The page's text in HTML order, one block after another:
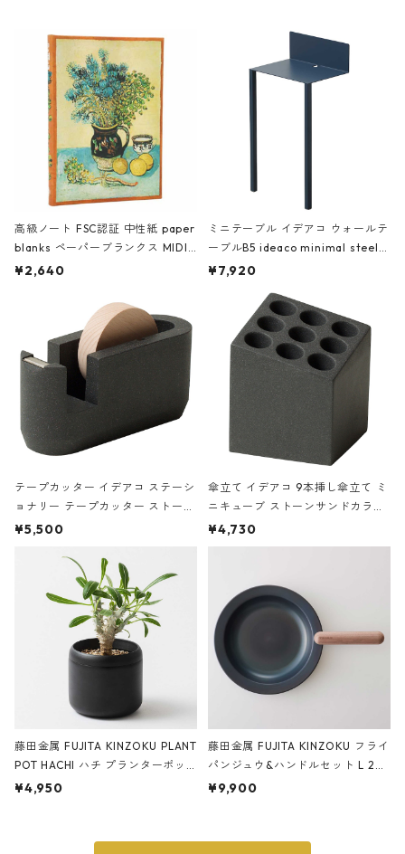
高級ノート FSC認証 中性紙 paper
blanks ペーパーブランクス MIDI
ハードカバー 罫線 ヴァン・ゴッホ
¥2,640
ミニテーブル イデアコ ウォールテ
ーブルB5 ideaco minimal steel f
urniture WALL Table B5 ネイビー
¥7,920
テープカッター イデアコ ステーシ
ョナリー テープカッター ストーン
サンドカラー 石調 ideaco Station
¥5,500
傘立て イデアコ 9本挿し傘立て ミ
ニキューブ ストーンサンドカラー
石調 ideaco Umbrella Stand CUB
E ストーンサンドブラック
¥4,730
藤田金属 FUJITA KINZOKU PLANT
POT HACHI ハチ プランターポッ
ト 3号 ブラック
¥4,950
藤田金属 FUJITA KINZOKU フライ
パンジュウ&ハンドルセット L 24c
m ガス火・IH対応 鉄フライパン
¥9,900